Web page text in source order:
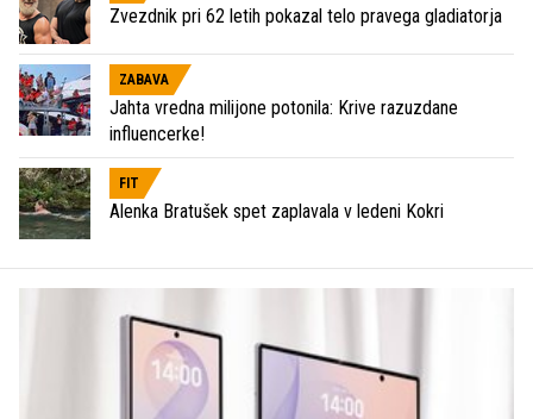
Zvezdnik pri 62 letih pokazal telo pravega gladiatorja
ZABAVA
Jahta vredna milijone potonila: Krive razuzdane
influencerke!
FIT
Alenka Bratušek spet zaplavala v ledeni Kokri